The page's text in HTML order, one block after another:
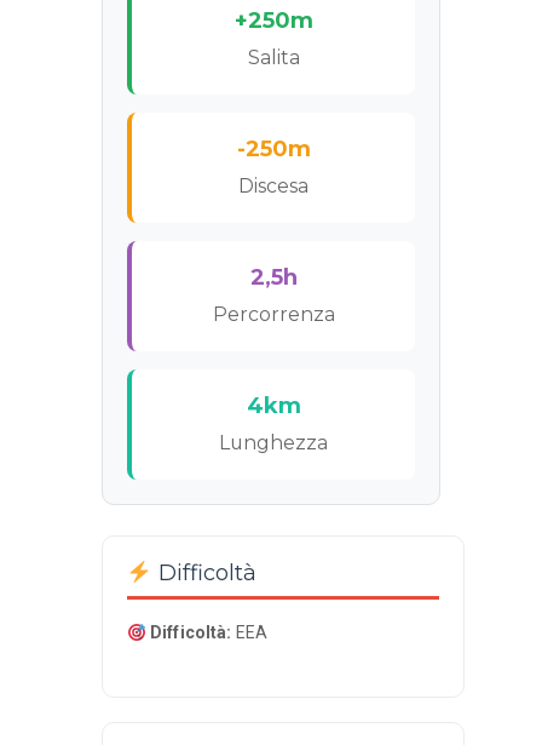
+250m
Salita
-250m
Discesa
2,5h
Percorrenza
4km
Lunghezza
Difficoltà
Difficoltà: EEA